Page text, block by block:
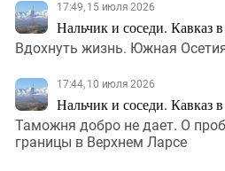
17:49, 15 июля 2026
Нальчик и соседи. Кавказ
Вдохнуть жизнь. Южная
17:44, 10 июля 2026
Нальчик и соседи. Кавказ
Таможня добро не дает. О
границы в Верхнем Ларсе